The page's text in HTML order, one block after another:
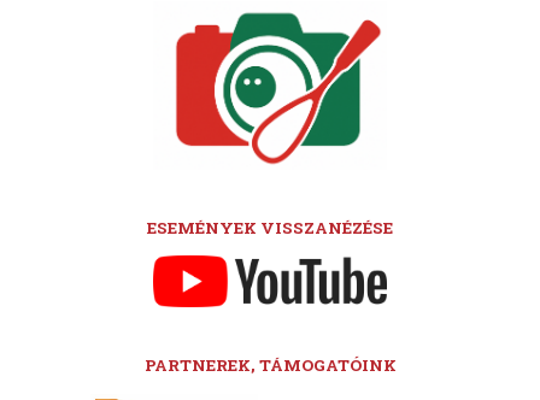
ESEMÉNYEK VISSZANÉZÉSE
PARTNEREK, TÁMOGATÓINK